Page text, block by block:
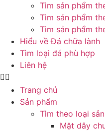
Tìm sản phẩm
Tìm sản phẩm
Tìm sản phẩm
Hiểu về Đá chữa lành
Tìm loại đá phù hợp
Liên hệ
Trang chủ
Sản phẩm
Tìm theo loại
Mặt dây